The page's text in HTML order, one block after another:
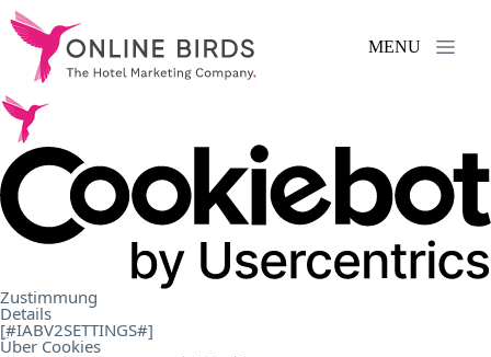
Zustimmung
Details
[#IABV2SETTINGS#]
Über Cookies
Services
References
Us.
MENU